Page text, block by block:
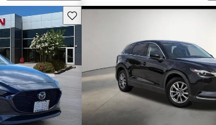
Guarda este Aviso